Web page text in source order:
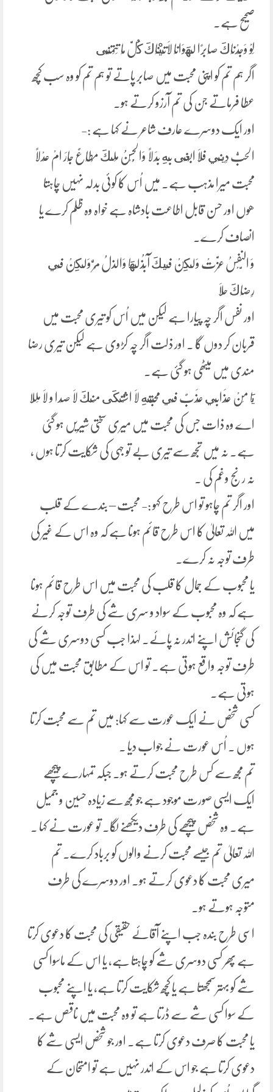
صحیح ہے۔
لَوْ وَجَدْنَاكَ صَابِرًا لِهَوَانَا لَاتَيْنَاكَ كُلَّ مَا تَتَمَنَّى
اگر ہم تم کو اپنی محبت میں صابر پاتے تو ہم تم کو وہ سب کچھ
عطا فرماتے جن کی تم آرزو کرتے ہو۔
اور ایک دوسرے عارف شاعر نے کہا ہے :-
الحبُّ دِينِي فَلَا ابْغَى بِهِ بَدَلًا وَالْحُسْنُ مَلٌكَ مُطَاعٌ جَارَ امْ عَدْلًا
محبت میرا مذہب ہے۔ میں اُس کا کوئی بدلہ نہیں چاہتا
ھوں اور حسن قابل اطاعت بادشاہ ہے خواہ وہ ظلم کرے یا
انصاف کرے۔
وَ النَّفْسُ عَزَّتْ وَلكِنْ فِيكَ آبْذُلُهَا وَالذلُ مُرٌّ وَلكِنْ فِي
رِضَاكَ حَلَا
اور نفس اگر چہ پیارا ہے لیکن میں اُس کو تیری محبت میں
قربان کر دوں گا ۔ اور ذلت اگر چہ کڑوی ہے لیکن تیری رضا
مندی میں میٹھی ہو گئی ہے۔
يَا مَنْ عَذَابِي عَذَبٌ فِي مَحَبَّتِهِ لَا اشْتَكَى مِنْكَ لَا صَدا و لَا مَلَلا
اے وہ ذات جس کی محبت میں میری سختی شیریں ہو گئی
ہے۔ نہ میں تجھ سے تیری بے تو جہی کی شکایت کرتا ہوں ،
نہ رنج وغم کی ۔
اور اگر تم چاہو تو اس طرح کہو :- محبت – بندے کے قلب
میں اللہ تعالیٰ کا اس طرح قائم ہونا ہے کہ وہ اس کے غیر کی
طرف توجہ نہ کرے۔
یا محبوب کے جمال کا قلب کی محبت میں اس طرح قائم ہونا
ہے کہ وہ محبوب کے سواد و سری شے کی طرف توجہ کرنے
کی گنجائش اپنے اندر نہ پائے۔ لہذا جب کسی دوسری شے کی
طرف توجہ واقع ہوتی ہے۔ تو اس کے مطابق محبت میں کی
ہوتی ہے۔
کسی شخص نے ایک عورت سے کہا: میں تم سے محبت کرتا
ہوں ۔ اُس عورت نے جواب دیا ۔
تم مجھ سے کس طرح محبت کرتے ہو۔ جبکہ تمہارے پیچھے
ایک ایسی صورت موجود ہے جو مجھ سے زیادہ حسین و جمیل
ہے۔ وہ شخص پیچھے کی طرف دیکھنے لگا۔ تو عورت نے کہا ۔
اللہ تعالیٰ تم جیسے محبت کرنے والوں کو برباد کرے۔ تم
میری محبت کا دعوی کرتے ہو۔ اور دوسرے کی طرف
متوجہ ہوتے ہو۔
اسی طرح بندہ جب اپنے آقائے حقیقی کی محبت کا دعوی کرتا
ہے پھر کسی دوسری شے کو چاہتا ہے، یا اس کے ماسوا کسی
شے کو بہترسمجھتا ہے یا کچھ شکایت کرتا ہے، یا اپنے محبوب
کے سوا کسی شے سے ڈرتا ہے تو وہ محبت میں ناقص ہے۔
یا محبت کا صرف دعوی کرتا ہے۔ اور جو شخص ایسی شے کا
دعوی کرتا ہے جو اس کے اندر نہیں ہے تو امتحان کے